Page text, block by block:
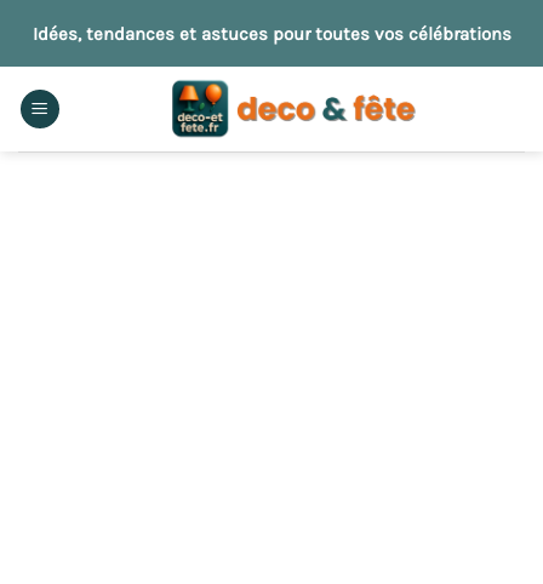
contenu
Idées, tendances et astuces pour toutes vos célébrations